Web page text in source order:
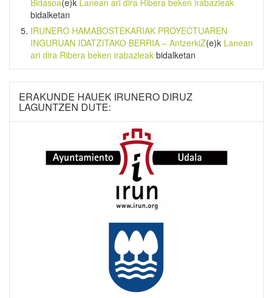
bidalketan
IRUNERO HAMABOSTEKARIAK PROYECTUAREN
INGURUAN IDATZITAKO BERRIA – AntzerkiZ(e)k Lanean
ari dira Ribera beken irabazleak bidalketan
ERAKUNDE HAUEK IRUNERO DIRUZ
LAGUNTZEN DUTE: